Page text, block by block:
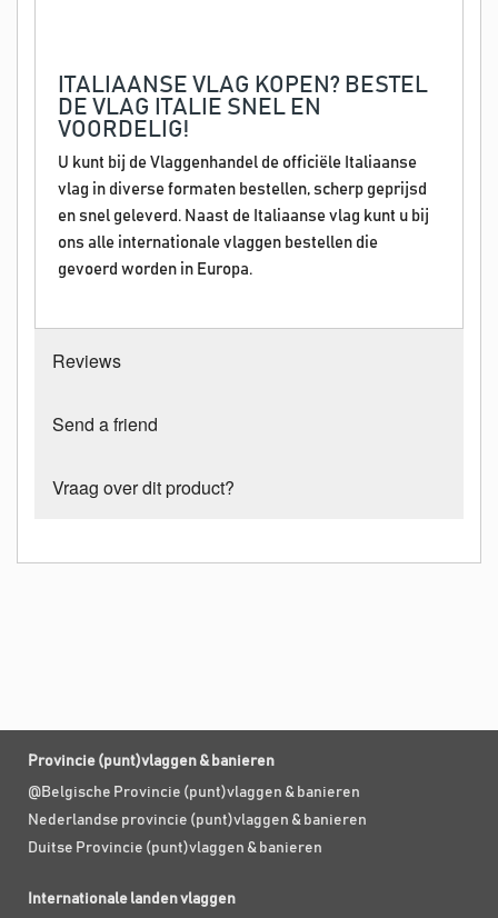
ITALIAANSE VLAG KOPEN? BESTEL
DE VLAG ITALIE SNEL EN
VOORDELIG!
U kunt bij de Vlaggenhandel de officiële Italiaanse
vlag in diverse formaten bestellen, scherp geprijsd
en snel geleverd. Naast de Italiaanse vlag kunt u bij
ons alle internationale vlaggen bestellen die
gevoerd worden in Europa.
Reviews
Send a friend
Vraag over dit product?
Provincie (punt)vlaggen & banieren
@Belgische Provincie (punt)vlaggen & banieren
Nederlandse provincie (punt)vlaggen & banieren
Duitse Provincie (punt)vlaggen & banieren
Internationale landen vlaggen